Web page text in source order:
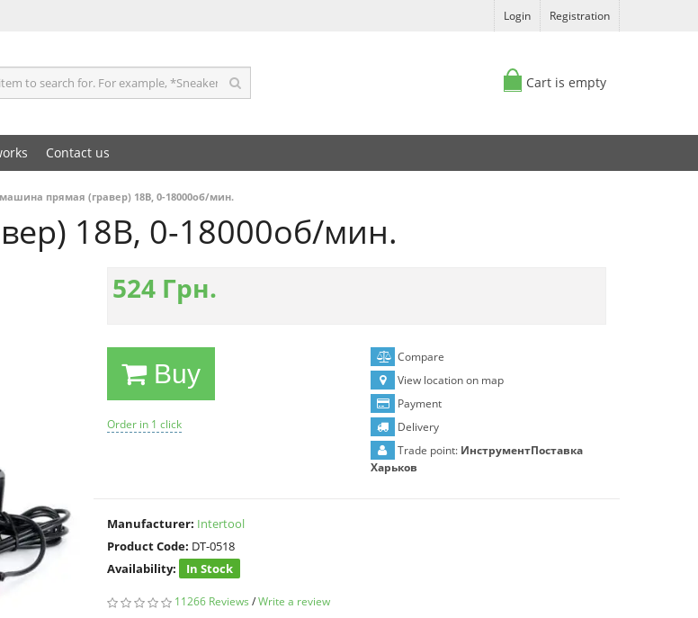
Login Registration
Cart is empty
Contact us
прямая (гравер) 18В, 0-18000об/мин.
18В, 0-18000об/мин.
524 Грн.
Buy
Order in 1 click
Compare
View location on map
Payment
Delivery
Trade point: ИнструментПоставка
Харьков
Manufacturer: Intertool
Product Code: DT-0518
Availability:
In Stock
11266 Reviews /Write a review